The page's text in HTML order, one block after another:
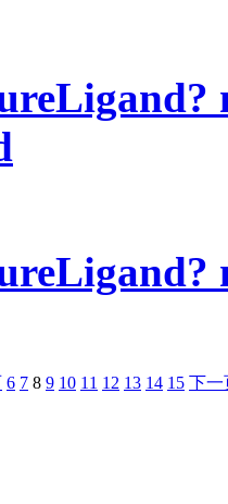
6 7 8 9 10 11 12 13 14 15 下一